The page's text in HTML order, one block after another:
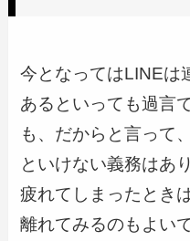
今となってはLINEは
あるといっても過言
も、だからと言って
といけない義務はあ
疲れてしまったとき
離れてみるのもよい